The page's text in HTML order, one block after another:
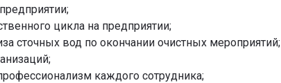
цикла на предприятии;
сточных вод по окончании очистных мероприятий;
каждого сотрудника;